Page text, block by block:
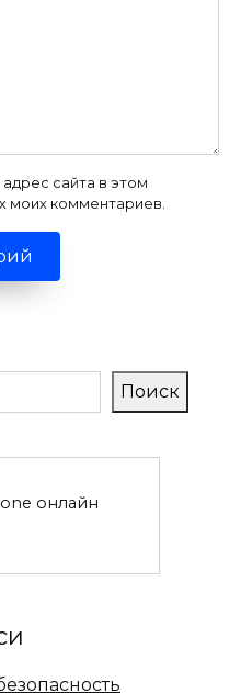
сайта в этом
моих комментариев.
Поиск
онлайн